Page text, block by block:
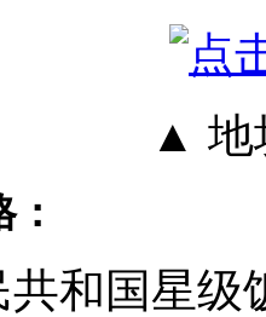
▲ 地
共和国星